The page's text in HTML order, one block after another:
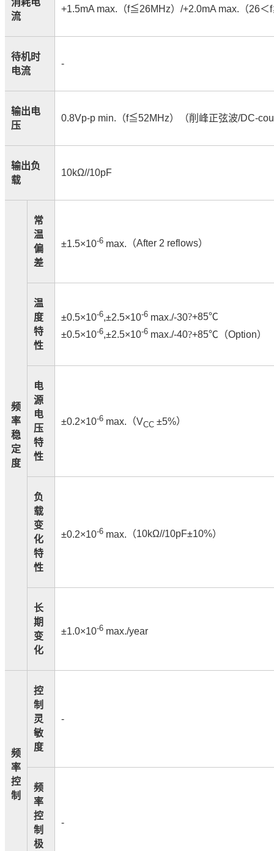
消耗电
流
+1.5mA max. （f≦26MHz） /+2.0mA max. （26＜f
待机时
电流
-
输出电
压
0.8Vp-p min. （f≦52MHz）（削峰正弦波/DC-
输出负
载
10kΩ//10pF
频
率
稳
定
度
常
温
偏
差
±1.5×10-6 max. （After 2 reflows）
温
度
特
性
±0.5×10-6,±2.5×10-6 max./-30?+85℃
±0.5×10-6,±2.5×10-6 max./-40?+85℃ （Option）
电
源
电
压
特
性
±0.2×10-6 max. （VCC ±5%）
负
载
变
化
特
性
±0.2×10-6 max. （10kΩ//10pF±10%）
长
期
变
化
±1.0×10-6 max./year
频
率
控
制
控
制
灵
敏
度
-
频
率
控
制
极
-